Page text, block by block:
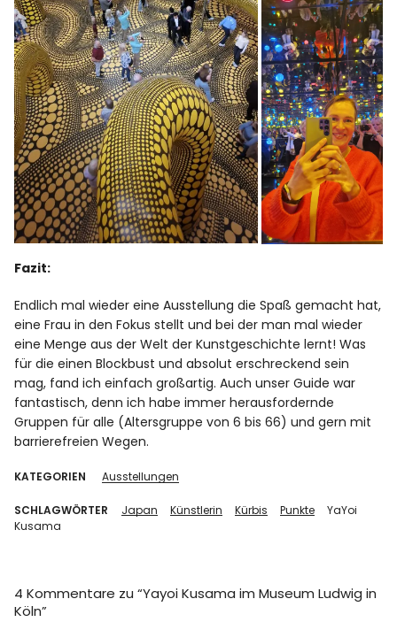
Fazit:
Endlich mal wieder eine Ausstellung die Spaß gemacht hat,
eine Frau in den Fokus stellt und bei der man mal wieder
eine Menge aus der Welt der Kunstgeschichte lernt! Was
für die einen Blockbust und absolut erschreckend sein
mag, fand ich einfach großartig. Auch unser Guide war
fantastisch, denn ich habe immer herausfordernde
Gruppen für alle (Altersgruppe von 6 bis 66) und gern mit
barrierefreien Wegen.
KATEGORIEN Ausstellungen
SCHLAGWÖRTER Japan Künstlerin Kürbis Punkte
YaYoi
Kusama
4 Kommentare zu “Yayoi Kusama im Museum Ludwig in
Köln”